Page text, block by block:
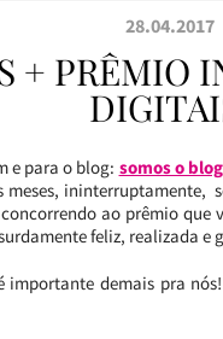
28.04.2017
+ PRÊMIO
e para o blog: somos o
meses, ininterruptamente,
ao prêmio que
feliz, realizada e
demais pra